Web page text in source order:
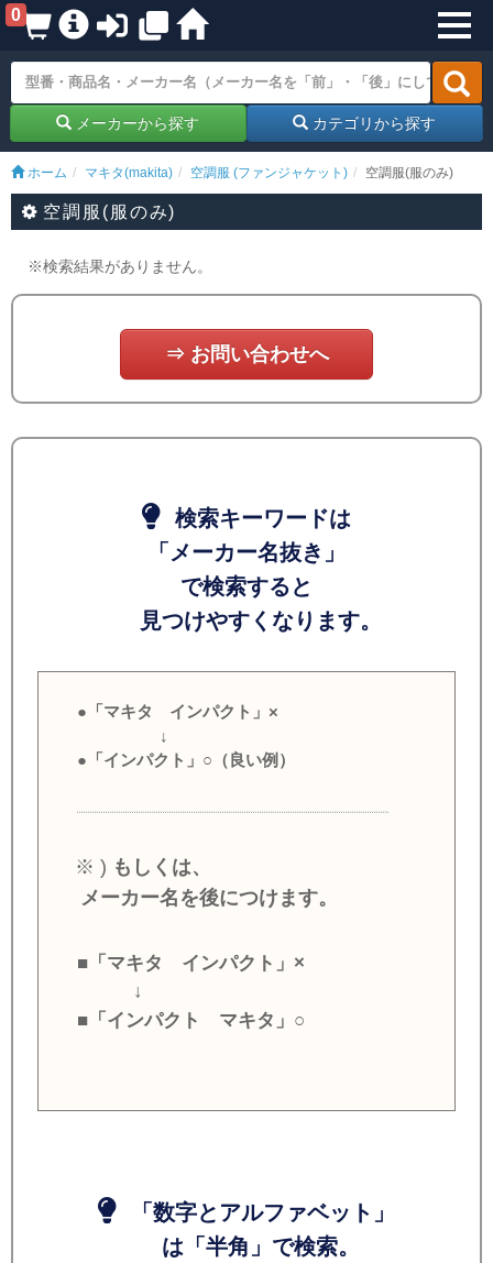
0
メーカーから探す カテゴリから探す
ホーム マキタ(makita) 空調服 (ファンジャケット) 空調服(服のみ)
空調服(服のみ)
※検索結果がありません。
⇒ お問い合わせへ
検索キーワードは
「メーカー名抜き」
で検索すると
見つけやすくなります。
●「マキタ インパクト」×
↓
●「インパクト」○（良い例）
※ ) もしくは、
メーカー名を後につけます。
■「マキタ インパクト」×
↓
■「インパクト マキタ」○
「数字とアルファベット」
は「半角」で検索。